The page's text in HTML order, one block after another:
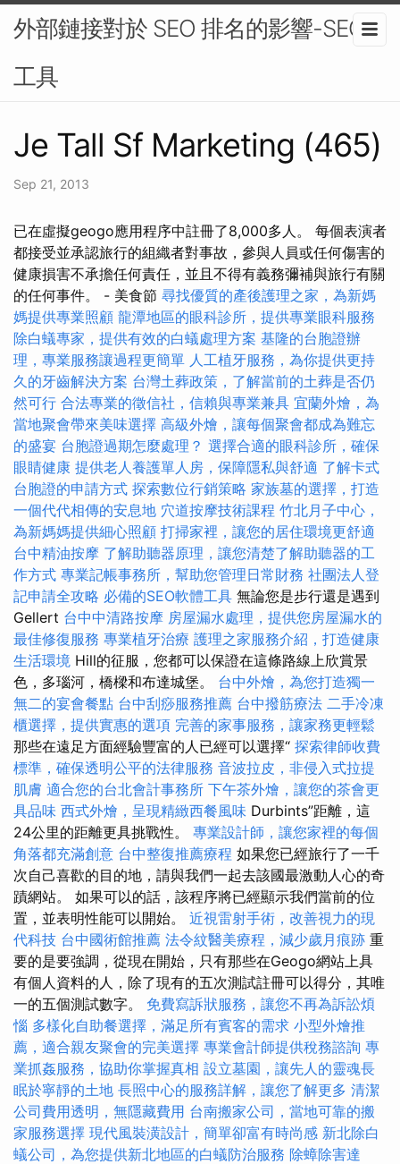
外部鏈接對於 SEO 排名的影響-SEO
工具
Je Tall Sf Marketing (465)
Sep 21, 2013
已在虛擬geogo應用程序中註冊了8,000多人。 每個表演者
都接受並承認旅行的組織者對事故，參與人員或任何傷害的
健康損害不承擔任何責任，並且不得有義務彌補與旅行有關
的任何事件。 - 美食節 尋找優質的產後護理之家，為新媽
媽提供專業照顧 龍潭地區的眼科診所，提供專業眼科服務
除白蟻專家，提供有效的白蟻處理方案 基隆的台胞證辦
理，專業服務讓過程更簡單 人工植牙服務，為你提供更持
久的牙齒解決方案 台灣土葬政策，了解當前的土葬是否仍
然可行 合法專業的徵信社，信賴與專業兼具 宜蘭外燴，為
當地聚會帶來美味選擇 高級外燴，讓每個聚會都成為難忘
的盛宴 台胞證過期怎麼處理？ 選擇合適的眼科診所，確保
眼睛健康 提供老人養護單人房，保障隱私與舒適 了解卡式
台胞證的申請方式 探索數位行銷策略 家族墓的選擇，打造
一個代代相傳的安息地 穴道按摩技術課程 竹北月子中心，
為新媽媽提供細心照顧 打掃家裡，讓您的居住環境更舒適
台中精油按摩 了解助聽器原理，讓您清楚了解助聽器的工
作方式 專業記帳事務所，幫助您管理日常財務 社團法人登
記申請全攻略 必備的SEO軟體工具 無論您是步行還是遇到
Gellert 台中中清路按摩 房屋漏水處理，提供您房屋漏水的
最佳修復服務 專業植牙治療 護理之家服務介紹，打造健康
生活環境 Hill的征服，您都可以保證在這條路線上欣賞景
色，多瑙河，橋樑和布達城堡。 台中外燴，為您打造獨一
無二的宴會餐點 台中刮痧服務推薦 台中撥筋療法 二手冷凍
櫃選擇，提供實惠的選項 完善的家事服務，讓家務更輕鬆
那些在遠足方面經驗豐富的人已經可以選擇“ 探索律師收費
標準，確保透明公平的法律服務 音波拉皮，非侵入式拉提
肌膚 適合您的台北會計事務所 下午茶外燴，讓您的茶會更
具品味 西式外燴，呈現精緻西餐風味 Durbints”距離，這
24公里的距離更具挑戰性。 專業設計師，讓您家裡的每個
角落都充滿創意 台中整復推薦療程 如果您已經旅行了一千
次自己喜歡的目的地，請與我們一起去該國最激動人心的奇
蹟網站。 如果可以的話，該程序將已經顯示我們當前的位
置，並表明性能可以開始。 近視雷射手術，改善視力的現
代科技 台中國術館推薦 法令紋醫美療程，減少歲月痕跡 重
要的是要強調，從現在開始，只有那些在Geogo網站上具
有個人資料的人，除了現有的五次測試註冊可以得分，其唯
一的五個測試數字。 免費寫訴狀服務，讓您不再為訴訟煩
惱 多樣化自助餐選擇，滿足所有賓客的需求 小型外燴推
薦，適合親友聚會的完美選擇 專業會計師提供稅務諮詢 專
業抓姦服務，協助你掌握真相 設立墓園，讓先人的靈魂長
眠於寧靜的土地 長照中心的服務詳解，讓您了解更多 清潔
公司費用透明，無隱藏費用 台南搬家公司，當地可靠的搬
家服務選擇 現代風裝潢設計，簡單卻富有時尚感 新北除白
蟻公司，為您提供新北地區的白蟻防治服務 除蟑除害達